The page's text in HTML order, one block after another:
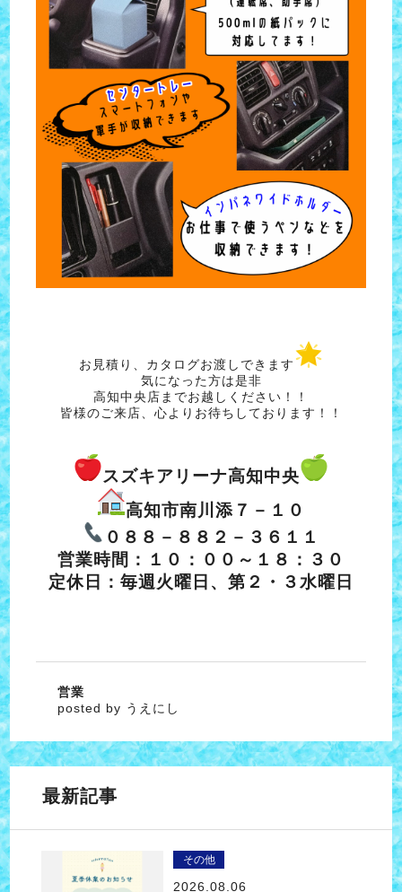
お見積り、カタログお渡しできます
気になった方は是非
高知中央店までお越しください！！
皆様のご来店、心よりお待ちしております！！
スズキアリーナ高知中央
高知市南川添７－１０
０８８－８８２－３６１１
営業時間：１０：００～１８：３０
定休日：毎週火曜日、第２・３水曜日
営業
posted by うえにし
最新記事
その他
2026.08.06